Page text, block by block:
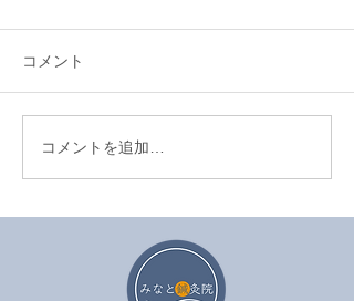
眼精疲労を鍼治療でやわ
らげる方法
コメント
コメントを追加…